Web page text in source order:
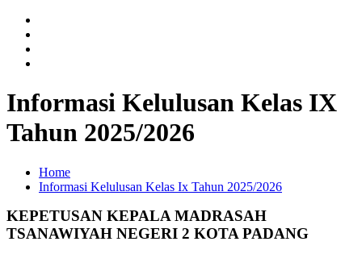
Informasi Kelulusan Kelas IX
Tahun 2025/2026
Home
Informasi Kelulusan Kelas Ix Tahun 2025/2026
KEPETUSAN KEPALA MADRASAH
TSANAWIYAH NEGERI 2 KOTA PADANG